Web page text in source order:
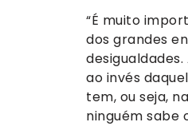
“É muito
dos grandes
ao invés
tem, ou seja,
ninguém sabe